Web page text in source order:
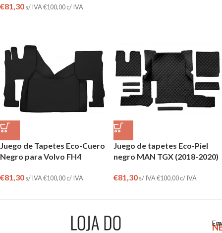
€81,30s/ IVA€100,00c/ IVA
Juego de Tapetes Eco-Cuero
Negro para Volvo FH4
€81,30s/ IVA€100,00c/ IVA
Juego de tapetes Eco-Piel
negro MAN TGX (2018-2020)
€81,30s/ IVA€100,00c/ IVA